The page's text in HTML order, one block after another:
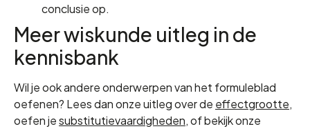
conclusie op.
Meer wiskunde uitleg in de
kennisbank
Wil je ook andere onderwerpen van het formuleblad
oefenen? Lees dan onze uitleg over de effectgrootte,
oefen jesubstitutievaardigheden, of bekijk onze